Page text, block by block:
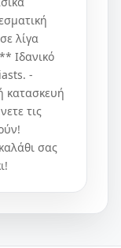
λίγα
Ιδανικό
-
κατασκευή
τις
σας